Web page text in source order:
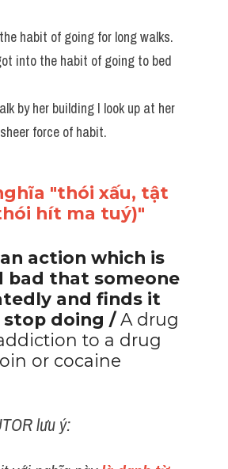
habit of going for long walks.
into the habit of going to bed
by her building I look up at her
force of habit.
"thói xấu, tật
hít ma tuý)"
action which is
bad that someone
and finds it
doing / A drug
to a drug
or cocaine
lưu ý: